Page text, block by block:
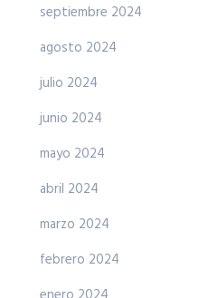
septiembre 2024
agosto 2024
julio 2024
junio 2024
mayo 2024
abril 2024
marzo 2024
febrero 2024